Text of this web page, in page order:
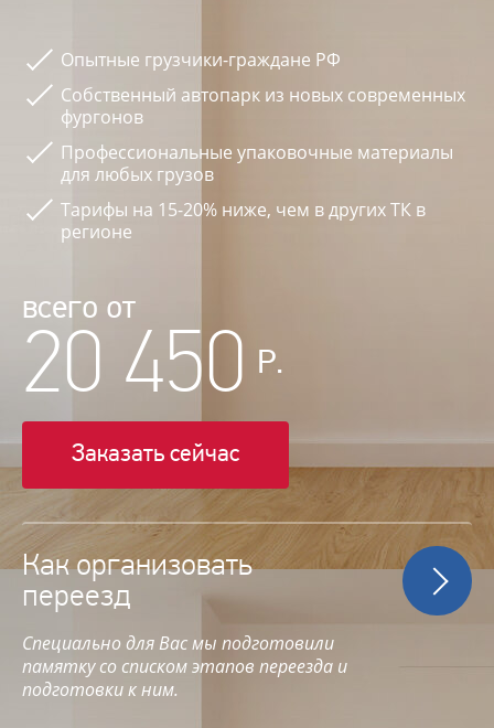
Опытные грузчики-граждане РФ
Собственный автопарк из новых современных
фургонов
Профессиональные упаковочные материалы
для любых грузов
Тарифы на 15-20% ниже, чем в других ТК в
регионе
всего от
20 450 Р.
Заказать сейчас
Как организовать
переезд
Специально для Вас мы подготовили
памятку со списком этапов переезда и
подготовки к ним.